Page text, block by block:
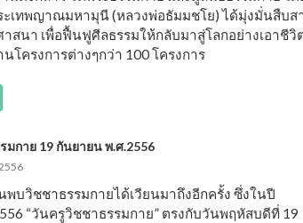
ะเทพญาณมหามุนี (หลวงพ่อธัมมชโย) ได้มุ่งมั่นสืบส
สนา เพื่อฟื้นฟูศีลธรรมให้กลับมาสู่โลกอย่างเอาชีวิ
โครงการต่างๆกว่า 100 โครงการ
กาย 19 กันยายน พ.ศ.2556
บวิชชาธรรมกายได้เวียนมาถึงอีกครั้ง ซึ่งในปี
“วันครูวิชชาธรรมกาย” ตรงกับวันพฤหัสบดีที่ 19